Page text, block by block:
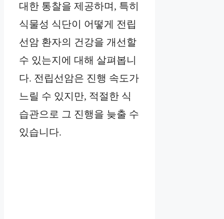
대한 통찰을 제공하며, 특히
식물성 식단이 어떻게 전립
선암 환자의 건강을 개선할
수 있는지에 대해 살펴봅니
다. 전립선암은 진행 속도가
느릴 수 있지만, 적절한 식
습관으로 그 진행을 늦출 수
있습니다.